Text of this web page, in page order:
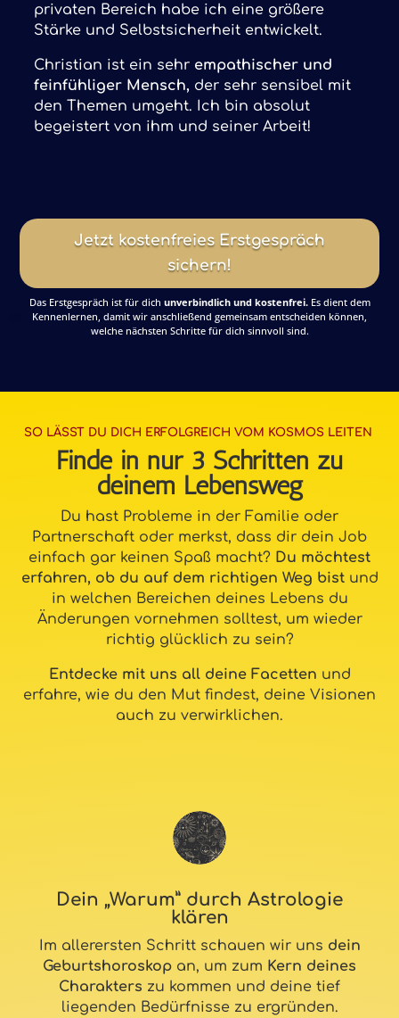
privaten Bereich habe ich eine größere
Stärke und Selbstsicherheit entwickelt.
Christian ist ein sehr empathischer und
feinfühliger Mensch, der sehr sensibel mit
den Themen umgeht. Ich bin absolut
begeistert von ihm und seiner Arbeit!
Jetzt kostenfreies Erstgespräch
sichern!
Das Erstgespräch ist für dich unverbindlich und kostenfrei. Es dient dem
Kennenlernen, damit wir anschließend gemeinsam entscheiden können,
welche nächsten Schritte für dich sinnvoll sind.
SO LÄSST DU DICH ERFOLGREICH VOM KOSMOS LEITEN
Finde in nur 3 Schritten zu
deinem Lebensweg
Du hast Probleme in der Familie oder
Partnerschaft oder merkst, dass dir dein Job
einfach gar keinen Spaß macht? Du möchtest
erfahren, ob du auf dem richtigen Weg bistund
in welchen Bereichen deines Lebens du
Änderungen vornehmen solltest, um wieder
richtig glücklich zu sein?
Entdecke mit uns all deine Facetten und
erfahre, wie du den Mut findest, deine Visionen
auch zu verwirklichen.
Dein „Warum” durch Astrologie
klären
Im allerersten Schritt schauen wir uns dein
Geburtshoroskop an, um zum Kern deines
Charakters zu kommen und deine tief
liegenden Bedürfnisse zu ergründen.